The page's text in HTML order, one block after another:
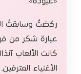
ركضتُ وسابقتُ
عبارة شكر من
كانت الألعاب
الأغنياء